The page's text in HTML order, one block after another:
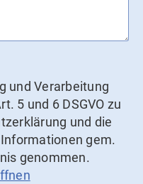
und Verarbeitung
5 und 6 DSGVO zu
und die
gem.
genommen.